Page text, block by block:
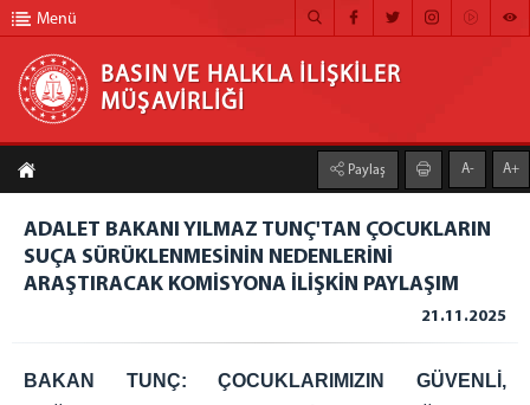
BASIN VE HALKLA İLİŞKİLER MÜŞAVİRLİĞİ
ANA SAYFA
MÜŞAVİRLİĞİMİZ
HABER ARŞİVİ
GÖRÜNTÜLÜ HABER
Menü
BASIN VE HALKLA İLİŞKİLER
MÜŞAVİRLİĞİ
Paylaş A- A+
ADALET BAKANI YILMAZ TUNÇ'TAN ÇOCUKLARIN
SUÇA SÜRÜKLENMESİNİN NEDENLERİNİ
ARAŞTIRACAK KOMİSYONA İLİŞKİN PAYLAŞIM
21.11.2025
BAKAN TUNÇ: ÇOCUKLARIMIZIN GÜVENLİ,